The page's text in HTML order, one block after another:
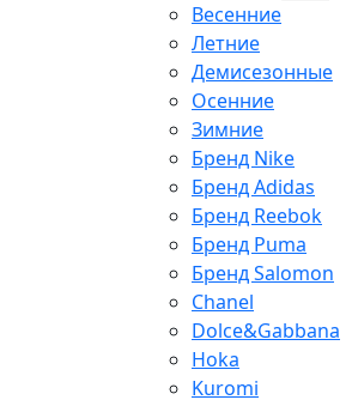
Весенние
Летние
Демисезонные
Осенние
Зимние
Бренд Nike
Бренд Adidas
Бренд Reebok
Бренд Puma
Бренд Salomon
Chanel
Dolce&Gabbana
Hoka
Kuromi